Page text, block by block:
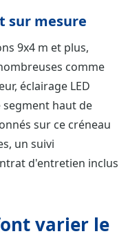
sur mesure
9x4 m et plus,
comme
éclairage LED
haut de
sur ce créneau
un suivi
d'entretien inclus
varier le